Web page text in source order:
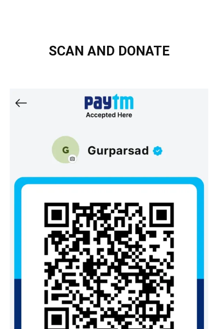
SCAN AND DONATE